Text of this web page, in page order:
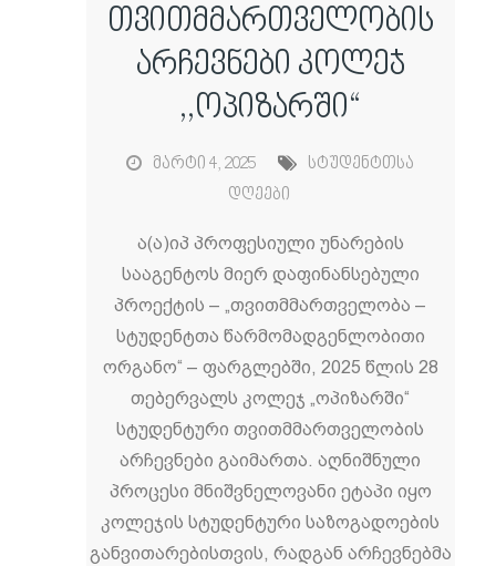
თვითმმართველობის
არჩევნები კოლეჯ
,,ოპიზარში“
მარტი 4, 2025
სტუდენტთსა
დღეები
ა(ა)იპ პროფესიული უნარების
სააგენტოს მიერ დაფინანსებული
პროექტის – „თვითმმართველობა –
სტუდენტთა წარმომადგენლობითი
ორგანო“ – ფარგლებში, 2025 წლის 28
თებერვალს კოლეჯ „ოპიზარში“
სტუდენტური თვითმმართველობის
არჩევნები გაიმართა. აღნიშნული
პროცესი მნიშვნელოვანი ეტაპი იყო
კოლეჯის სტუდენტური საზოგადოების
განვითარებისთვის, რადგან არჩევნებმა